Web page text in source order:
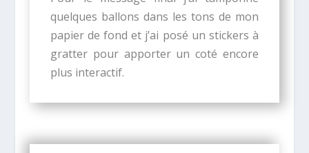
quelques ballons dans les tons de mon
papier de fond et j’ai posé un stickers à
gratter pour apporter un coté encore
plus interactif.